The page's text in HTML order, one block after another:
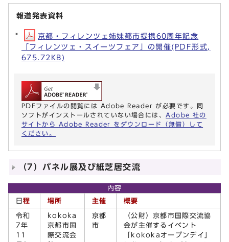
報道発表資料
京都・フィレンツェ姉妹都市提携60周年記念
「フィレンツェ・スイーツフェア」の開催(PDF形式,
675.72KB)
PDFファイルの閲覧には Adobe Reader が必要です。同
ソフトがインストールされていない場合には、 Adobe 社の
サイトから Adobe Reader をダウンロード（無償）して
ください。
（7）パネル展及び紙芝居交流
内容
日程 場所 主催 概要
令和
7年
11
kokoka
京都市国
際交流会
京都
市
（公財）京都市国際交流協
会が主催するイベント
「kokokaオープンデイ」